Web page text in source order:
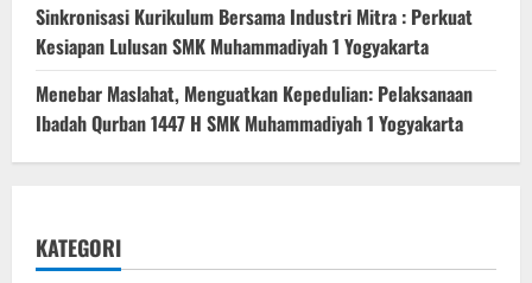
Sinkronisasi Kurikulum Bersama Industri Mitra : Perkuat
Kesiapan Lulusan SMK Muhammadiyah 1 Yogyakarta
Menebar Maslahat, Menguatkan Kepedulian: Pelaksanaan
Ibadah Qurban 1447 H SMK Muhammadiyah 1 Yogyakarta
KATEGORI